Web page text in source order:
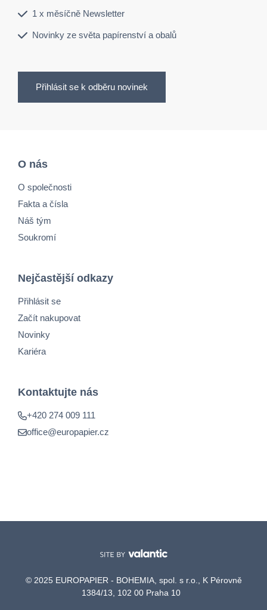
1 x měsíčně Newsletter
Novinky ze světa papírenství a obalů
Přihlásit se k odběru novinek
O nás
O společnosti
Fakta a čísla
Náš tým
Soukromí
Nejčastější odkazy
Přihlásit se
Začít nakupovat
Novinky
Kariéra
Kontaktujte nás
+420 274 009 111
office@europapier.cz
© 2025 EUROPAPIER - BOHEMIA, spol. s r.o., K Pérovně
1384/13, 102 00 Praha 10